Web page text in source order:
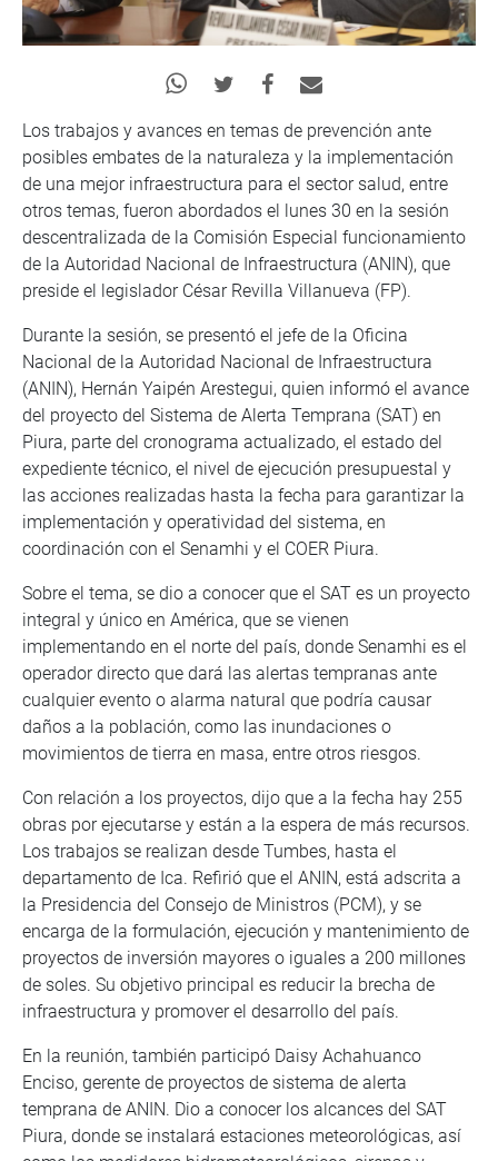
Los trabajos y avances en temas de prevención ante
posibles embates de la naturaleza y la implementación
de una mejor infraestructura para el sector salud, entre
otros temas, fueron abordados el lunes 30 en la sesión
descentralizada de la Comisión Especial funcionamiento
de la Autoridad Nacional de Infraestructura (ANIN), que
preside el legislador César Revilla Villanueva (FP).
Durante la sesión, se presentó el jefe de la Oficina
Nacional de la Autoridad Nacional de Infraestructura
(ANIN), Hernán Yaipén Arestegui, quien informó el avance
del proyecto del Sistema de Alerta Temprana (SAT) en
Piura, parte del cronograma actualizado, el estado del
expediente técnico, el nivel de ejecución presupuestal y
las acciones realizadas hasta la fecha para garantizar la
implementación y operatividad del sistema, en
coordinación con el Senamhi y el COER Piura.
Sobre el tema, se dio a conocer que el SAT es un proyecto
integral y único en América, que se vienen
implementando en el norte del país, donde Senamhi es el
operador directo que dará las alertas tempranas ante
cualquier evento o alarma natural que podría causar
daños a la población, como las inundaciones o
movimientos de tierra en masa, entre otros riesgos.
Con relación a los proyectos, dijo que a la fecha hay 255
obras por ejecutarse y están a la espera de más recursos.
Los trabajos se realizan desde Tumbes, hasta el
departamento de Ica. Refirió que el ANIN, está adscrita a
la Presidencia del Consejo de Ministros (PCM), y se
encarga de la formulación, ejecución y mantenimiento de
proyectos de inversión mayores o iguales a 200 millones
de soles. Su objetivo principal es reducir la brecha de
infraestructura y promover el desarrollo del país.
En la reunión, también participó Daisy Achahuanco
Enciso, gerente de proyectos de sistema de alerta
temprana de ANIN. Dio a conocer los alcances del SAT
Piura, donde se instalará estaciones meteorológicas, así